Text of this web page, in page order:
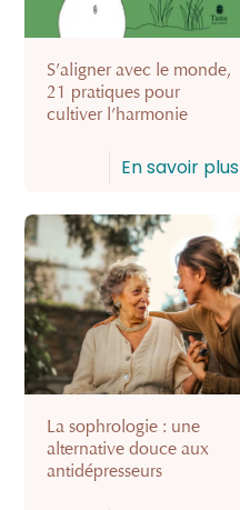
S’aligner avec le monde,
21 pratiques pour
cultiver l’harmonie
En savoir plus
La sophrologie : une
alternative douce aux
antidépresseurs